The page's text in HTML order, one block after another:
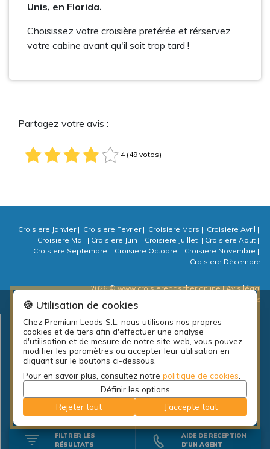
FILTRER LES
RÉSULTATS
AIDE DE RECEPTION
D'UN AGENT
Unis, en Florida.
Choisissez votre croisière preférée et rérservez
votre cabine avant qu'il soit trop tard !
Partagez votre avis :
4 (49 votos)
Croisiere Janvier| Croisiere Fevrier| Croisiere Mars | Croisiere Avril |
Croisiere Mai | Croisiere Juin | Croisiere Juillet | Croisiere Aout |
Croisiere Septembre | Croisiere Octobre | Croisiere Novembre |
Croisiere Dècembre
2026 © www.croisierepascher.online | Avis légal
| Politique de confidentialité
| ⚙ Cookies
Plan d’emplois local de la diputación de A Coruña: PEL Emprende
actividades 2018.
🍪 Utilisation de cookies
Chez Premium Leads S.L. nous utilisons nos propres
cookies et de tiers afin d'effectuer une analyse
d'utilisation et de mesure de notre site web, vous pouvez
modifier les paramètres ou accepter leur utilisation en
cliquant sur le boutons ci-dessous.
Pour en savoir plus, consultez notrepolitique de cookies
Définir les options
Rejeter tout
J'accepte tout